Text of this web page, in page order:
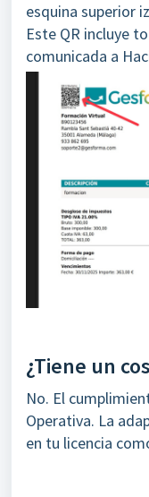
esquina superior
Este QR incluye
comunicada a
¿Tiene un
No. El
Operativa. La
en tu licencia